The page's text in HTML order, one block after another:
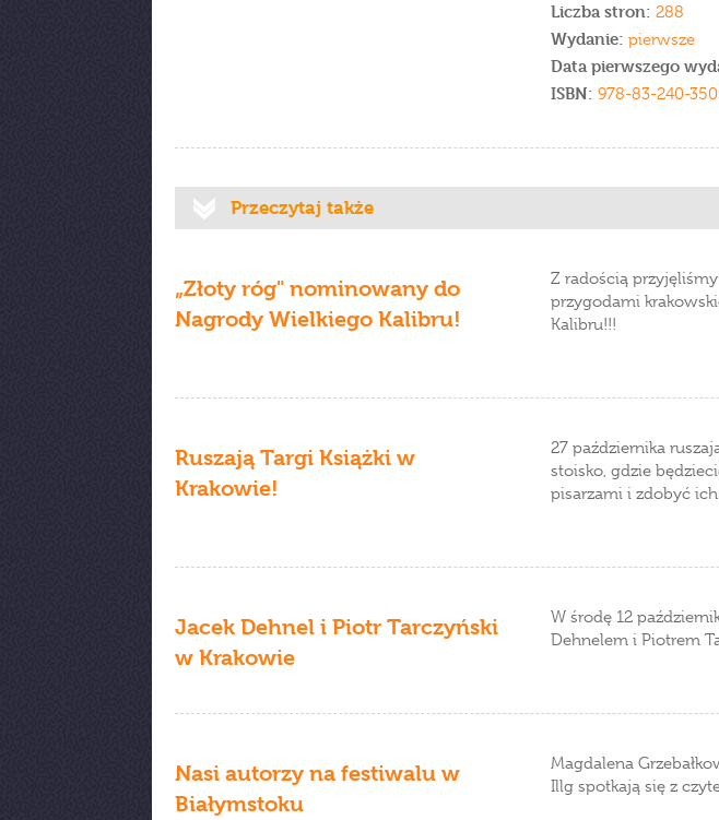
Liczba stron: 288
Wydanie: pierwsze
Data pierwszego
ISBN: 978-83-240-
Przeczytaj także
„Złoty róg" nominowany do
Nagrody Wielkiego Kalibru!
Z radością
przygodami
Kalibru!!!
Ruszają Targi Książki w
Krakowie!
27 października
stoisko, gdzie
pisarzami i zdobyć
Jacek Dehnel i Piotr Tarczyński
w Krakowie
W środę 12
Dehnelem i Piotrem
Nasi autorzy na festiwalu w
Białymstoku
Magdalena
Illg spotkają się z